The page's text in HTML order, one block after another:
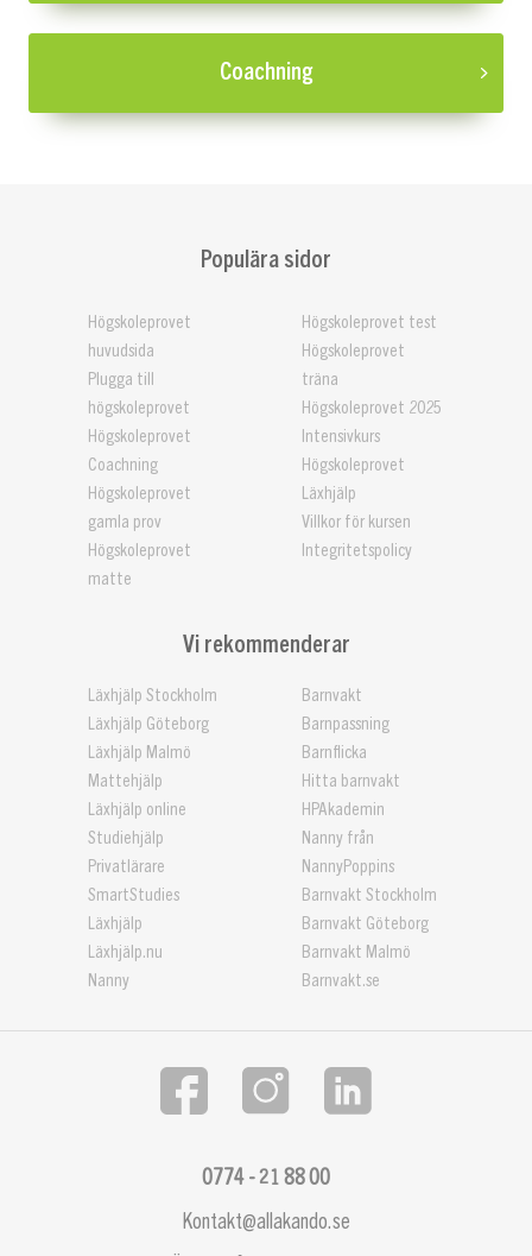
Coachning
Populära sidor
Högskoleprovet
huvudsida
Plugga till
högskoleprovet
Högskoleprovet
Coachning
Högskoleprovet
gamla prov
Högskoleprovet
matte
Högskoleprovet test
Högskoleprovet
träna
Högskoleprovet 2025
Intensivkurs
Högskoleprovet
Läxhjälp
Villkor för kursen
Integritetspolicy
Vi rekommenderar
Läxhjälp Stockholm
Läxhjälp Göteborg
Läxhjälp Malmö
Mattehjälp
Läxhjälp online
Studiehjälp
Privatlärare
SmartStudies
Läxhjälp
Läxhjälp.nu
Nanny
Barnvakt
Barnpassning
Barnflicka
Hitta barnvakt
HPAkademin
Nanny från
NannyPoppins
Barnvakt Stockholm
Barnvakt Göteborg
Barnvakt Malmö
Barnvakt.se
Kontakt@allakando.se
0774 - 21 88 00